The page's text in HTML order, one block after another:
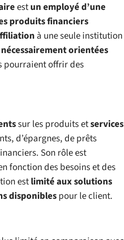
estun employé d’une
produits financiers
à une seule institution
nécessairement orientées
pourraient offrir des
sur les produits etservices
d’épargnes, de prêts
Son rôle est
fonction des besoins et des
estlimité aux solutions
disponiblespour le client.